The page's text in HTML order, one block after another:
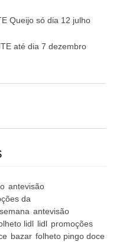
Queijo só dia 12 julho
até dia 7 dezembro
antevisão
da
semana antevisão
lidl lidl promoções
bazar folheto pingo doce